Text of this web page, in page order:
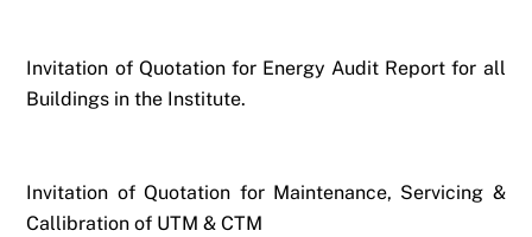
Invitation of Quotation for Energy Audit Report for all
Buildings in the Institute.
Invitation of Quotation for Maintenance, Servicing &
Callibration of UTM & CTM